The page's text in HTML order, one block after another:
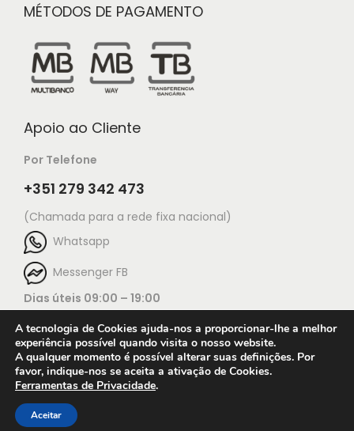
MÉTODOS DE PAGAMENTO
Apoio ao Cliente
Por Telefone
+351 279 342 473
(Chamada para a rede fixa nacional)
Whatsapp
Messenger FB
Dias úteis 09:00 – 19:00
© 2025 Jorge Ourivesaria |
A tecnologia de Cookies ajuda-nos a proporcionar-lhe a melhor
experiência possível quando visita o nosso website.
A qualquer momento é possível alterar suas definições. Por
favor, indique-nos se aceita a ativação de Cookies.
Ferramentas de Privacidade.
Aceitar